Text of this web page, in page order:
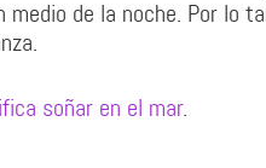
de la noche. Por lo
soñar en el mar.